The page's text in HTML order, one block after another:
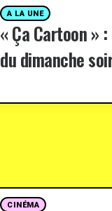
A LA UNE
« Ça Cartoon »
du dimanche
CINÉMA